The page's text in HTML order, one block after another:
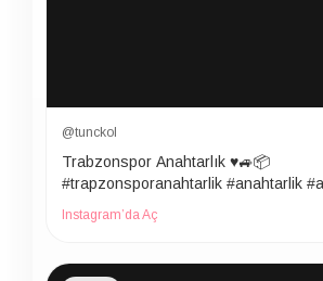
@tunckol
Trabzonspor Anahtarlık ♥️🚙📦
#trapzonsporanahtarlik #anahtarlik
Instagram’da Aç